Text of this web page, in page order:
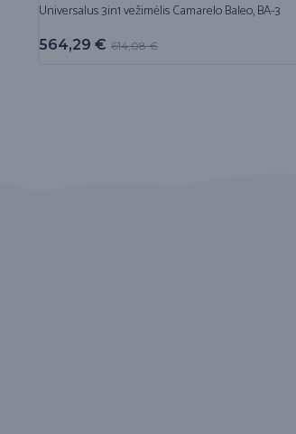
Universalus 3in1 vežimėlis Camarelo Baleo, BA-3
614,08€
564,29 €